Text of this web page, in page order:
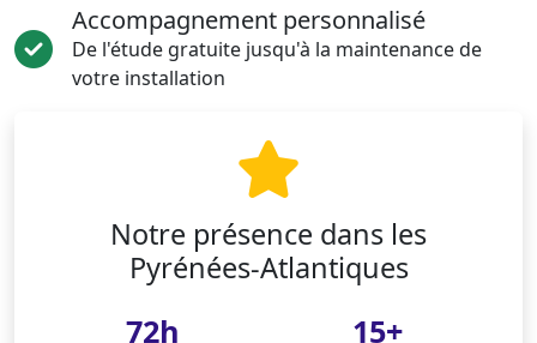
Accompagnement personnalisé
De l'étude gratuite jusqu'à la maintenance de
votre installation
Notre présence dans les
Pyrénées-Atlantiques
72h 15+